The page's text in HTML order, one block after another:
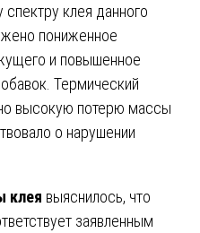
клея данного
пониженное
и повышенное
Термический
высокую потерю массы
о нарушении
клея выяснилось, что
заявленным